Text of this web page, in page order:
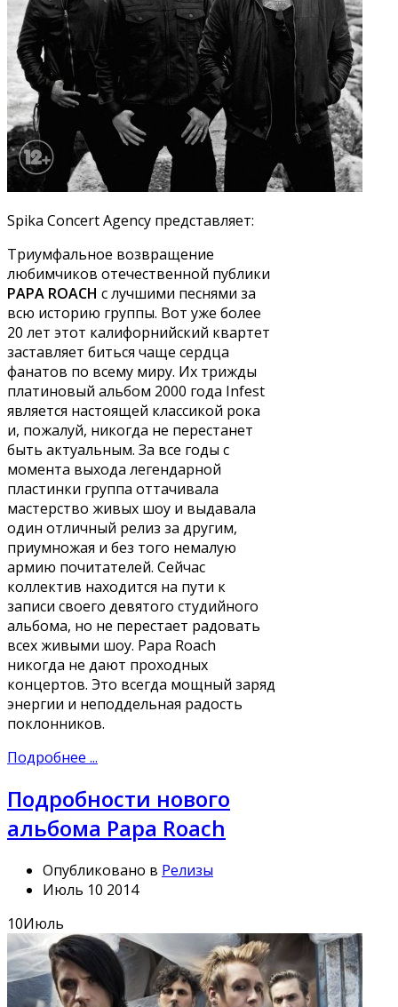
Spika Concert Agency представляет:
Триумфальное возвращение
любимчиков отечественной публики
PAPA ROACH с лучшими песнями за
всю историю группы. Вот уже более
20 лет этот калифорнийский квартет
заставляет биться чаще сердца
фанатов по всему миру. Их трижды
платиновый альбом 2000 года Infest
является настоящей классикой рока
и, пожалуй, никогда не перестанет
быть актуальным. За все годы с
момента выхода легендарной
пластинки группа оттачивала
мастерство живых шоу и выдавала
один отличный релиз за другим,
приумножая и без того немалую
армию почитателей. Сейчас
коллектив находится на пути к
записи своего девятого студийного
альбома, но не перестает радовать
всех живыми шоу. Papa Roach
никогда не дают проходных
концертов. Это всегда мощный заряд
энергии и неподдельная радость
поклонников.
Подробнее ...
Подробности нового
альбома Papa Roach
Опубликовано в Релизы
Июль 10 2014
10Июль